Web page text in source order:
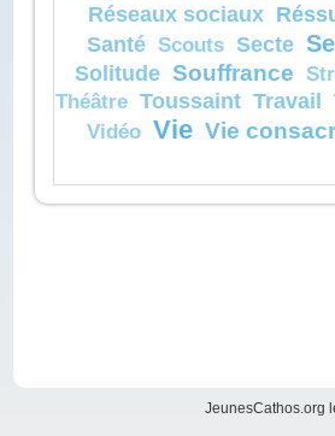
Réseaux sociaux
Santé Scouts Secte
Solitude Souffrance
Théâtre Toussaint Travail
Vidéo Vie Vie
JeunesCathos.org